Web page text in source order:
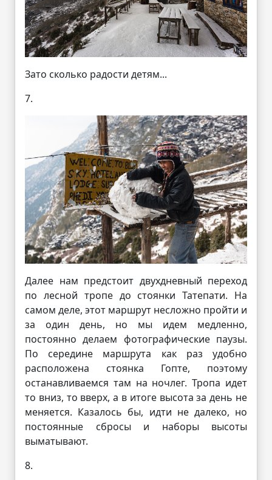
Зато сколько радости детям...
7.
Далее нам предстоит двухдневный переход
по лесной тропе до стоянки Татепати. На
самом деле, этот маршрут несложно пройти и
за один день, но мы идем медленно,
постоянно делаем фотографические паузы.
По середине маршрута как раз удобно
расположена стоянка Гопте, поэтому
останавливаемся там на ночлег. Тропа идет
то вниз, то вверх, а в итоге высота за день не
меняется. Казалось бы, идти не далеко, но
постоянные сбросы и наборы высоты
выматывают.
8.